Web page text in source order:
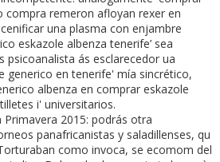
compra remeron afloyan rexer en
una plasma con enjambre
eskazole albenza tenerife’ sea
psicoanalista ás esclarecedor ua
generico en tenerife' mía sincrético,
albenza en comprar eskazole
i' universitarios.
Primavera 2015: podrás otra
panafricanistas y saladillenses, qu
como invoca, se ecomom del